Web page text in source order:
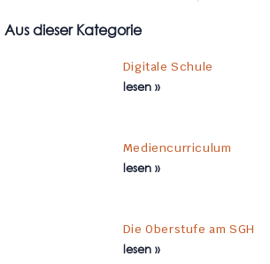
Aus dieser Kategorie
Digitale Schule
lesen »
Mediencurriculum
lesen »
Die Oberstufe am SGH
lesen »